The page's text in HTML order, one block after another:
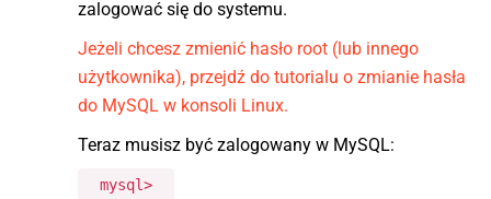
zalogować się do systemu.
Jeżeli chcesz zmienić hasło root (lub innego
użytkownika), przejdź do tutorialu o zmianie hasła
do MySQL w konsoli Linux.
Teraz musisz być zalogowany w MySQL:
mysql>